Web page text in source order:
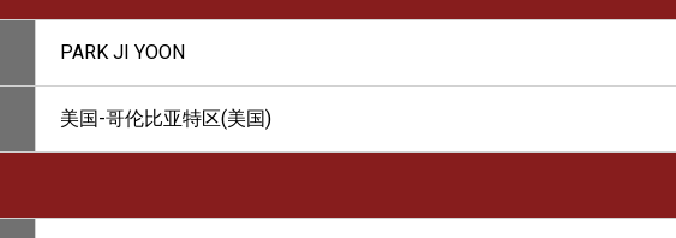
PARK JI YOON
美国-哥伦比亚特区(美国)